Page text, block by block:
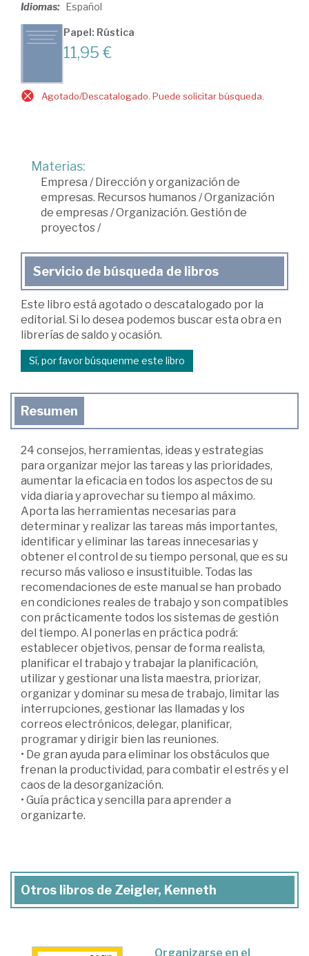
Idiomas: Español
Papel: Rústica
11,95 €
Agotado/Descatalogado. Puede solicitar búsqueda.
Materias:
Empresa /Dirección y organización de
empresas. Recursos humanos/Organización
de empresas/Organización. Gestión de
proyectos/
Servicio de búsqueda de libros
Este libro está agotado o descatalogado por la
editorial. Si lo desea podemos buscar esta obra en
librerías de saldo y ocasión.
Sí, por favor búsquenme este libro
Resumen
24 consejos, herramientas, ideas y estrategias
para organizar mejor las tareas y las prioridades,
aumentar la eficacia en todos los aspectos de su
vida diaria y aprovechar su tiempo al máximo.
Aporta las herramientas necesarias para
determinar y realizar las tareas más importantes,
identificar y eliminar las tareas innecesarias y
obtener el control de su tiempo personal, que es su
recurso más valioso e insustituible. Todas las
recomendaciones de este manual se han probado
en condiciones reales de trabajo y son compatibles
con prácticamente todos los sistemas de gestión
del tiempo. Al ponerlas en práctica podrá:
establecer objetivos, pensar de forma realista,
planificar el trabajo y trabajar la planificación,
utilizar y gestionar una lista maestra, priorizar,
organizar y dominar su mesa de trabajo, limitar las
interrupciones, gestionar las llamadas y los
correos electrónicos, delegar, planificar,
programar y dirigir bien las reuniones.
• De gran ayuda para eliminar los obstáculos que
frenan la productividad, para combatir el estrés y el
caos de la desorganización.
• Guía práctica y sencilla para aprender a
organizarte.
Otros libros de Zeigler, Kenneth
Organizarse en el